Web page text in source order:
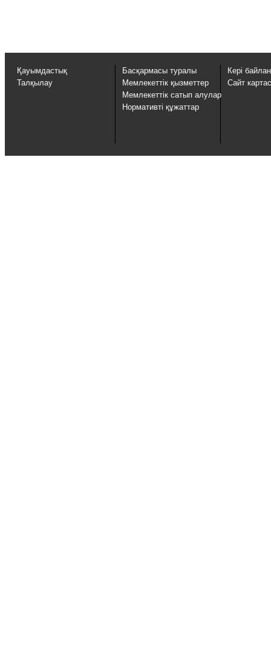
Қауымдастық
Талқылау
Басқармасы туралы
Мемлекеттік қызметтер
Мемлекеттік сатып алулар
Нормативті құжаттар
Кері
Сайт